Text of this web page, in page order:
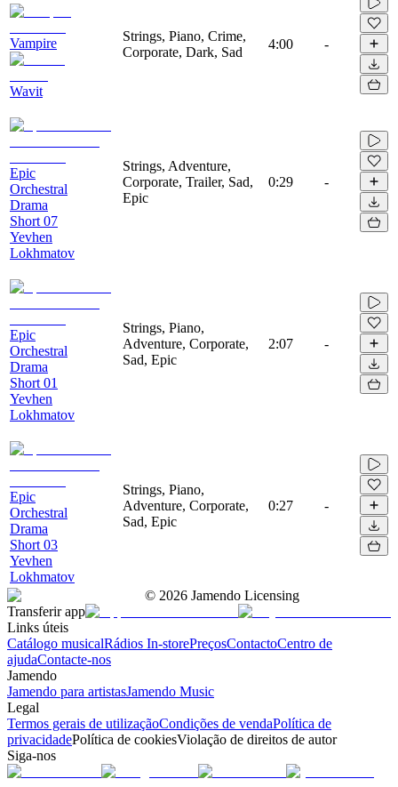
Vampire
Wavit
Strings, Piano, Crime,
Corporate, Dark, Sad
4:00 -
Epic
Orchestral
Drama
Short 07
Yevhen
Lokhmatov
Strings, Adventure,
Corporate, Trailer, Sad,
Epic
0:29 -
Epic
Orchestral
Drama
Short 01
Yevhen
Lokhmatov
Strings, Piano,
Adventure, Corporate,
Sad, Epic
2:07 -
Epic
Orchestral
Drama
Short 03
Yevhen
Lokhmatov
Strings, Piano,
Adventure, Corporate,
Sad, Epic
0:27 -
© 2026 Jamendo Licensing
Transferir app
Links úteis
Catálogo musicalRádios In-storePreçosContactoCentro de
ajudaContacte-nos
Jamendo
Jamendo para artistasJamendo Music
Legal
Termos gerais de utilizaçãoCondições de vendaPolítica de
privacidadePolítica de cookiesViolação de direitos de autor
Siga-nos